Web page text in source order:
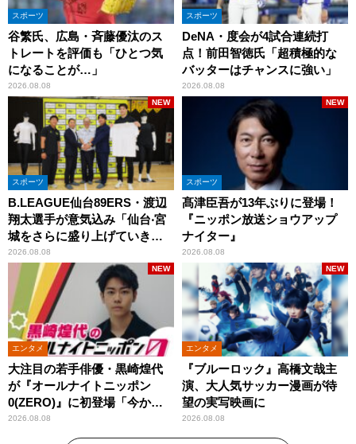
スポーツ
谷繁氏、広島・斉藤優汰のス
トレートを評価も「ひとつ気
になることが…」
2026.08.08
スポーツ
DeNA・度会が4試合連続打
点！前田智徳氏「超積極的な
バッターはチャンスに強い」
2026.08.08
スポーツ
B.LEAGUE仙台89ERS・渡辺
翔太選手が意気込み「仙台‧宮
城をさらに盛り上げていきた
いです」
2026.08.08
NEW
スポーツ
髙津臣吾が13年ぶりに登場！
『ニッポン放送ショウアップ
ナイター』
2026.08.08
NEW
エンタメ
大注目の若手俳優・黒崎煌代
が『オールナイトニッポン
0(ZERO)』に初登場「今から
とてもワクワクしておりま
2026.08.08
NEW
エンタメ
『ブルーロック』高橋文哉主
演、大人気サッカー漫画が待
望の実写映画に
2026.08.08
NEW